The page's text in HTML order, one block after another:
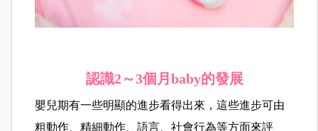
認識2 ～3個月baby的發展
嬰兒期有一些明顯的進步看得出來，這些進步可由
粗動作、精細動作、語言、社會行為等方面來評